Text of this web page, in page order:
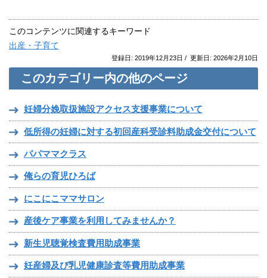
このコンテンツに関連するキーワード
出産・子育て
登録日: 2019年12月23日 / 更新日: 2026年2月10日
このカテゴリー内の他のページ
妊婦分娩取扱施設アクセス支援事業について
低所得の妊婦に対する初回産科受診料助成金交付について
パパママクラス
俺らの育児ひろば
にこにこママサロン
産後ケア事業を利用してみませんか？
新生児聴覚検査費用助成事業
妊産婦及び乳児健康診査等費用助成事業